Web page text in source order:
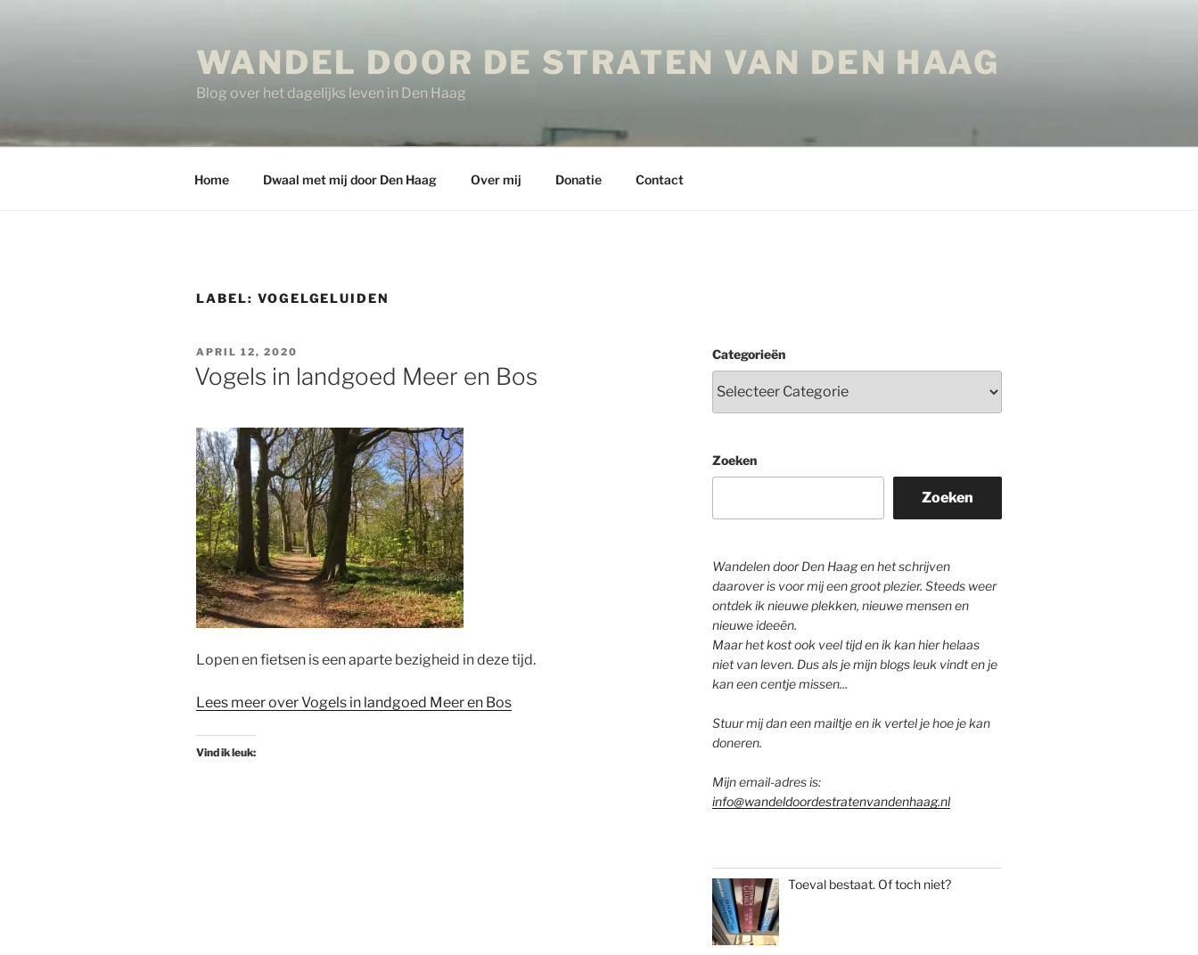
WANDEL DOOR DE STRATEN VAN DEN HAAG
Blog over het dagelijks leven in Den Haag
Home Dwaal met mij door Den Haag Over mij Donatie Contact
LABEL: VOGELGELUIDEN
GEPLAATST
OP
APRIL 12, 2020
Vogels in landgoed Meer en Bos
Lopen en fietsen is een aparte bezigheid in deze tijd.
Lees meer over Vogels in landgoed Meer en Bos
Vind ik leuk:
Categorieën
Zoeken
Zoeken
Wandelen door Den Haag en het schrijven
daarover is voor mij een groot plezier. Steeds weer
ontdek ik nieuwe plekken, nieuwe mensen en
nieuwe ideeën.
Maar het kost ook veel tijd en ik kan hier helaas
niet van leven. Dus als je mijn blogs leuk vindt en je
kan een centje missen...
Stuur mij dan een mailtje en ik vertel je hoe je kan
doneren.
Mijn email-adres is:
info@wandeldoordestratenvandenhaag.nl
Toeval bestaat. Of toch niet?